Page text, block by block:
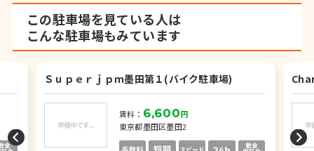
この駐車場を見ている人は
こんな駐車場もみています
Ｓｕｐｅｒｊｐｍ墨田第１(バイク駐車場)
賃料： 6,600円
東京都墨田区墨田2